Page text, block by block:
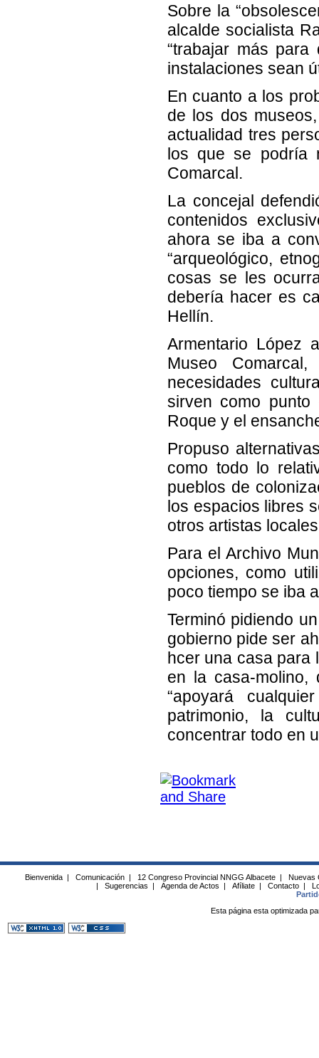
Sobre la
alcalde socialista
“trabajar más
instalaciones sean
En cuanto a los
de los dos
actualidad tres
los que se podría
Comarcal.
La concejal
contenidos
ahora se iba a
“arqueológico,
cosas se les
debería hacer es
Hellín.
Armentario López
Museo
necesidades
sirven como
Roque y el
Propuso
como todo lo
pueblos de
los espacios libres
otros artistas
Para el Archivo
opciones, como
poco tiempo se iba
Terminó pidiendo
gobierno pide ser
hcer una casa para
en la casa-molino,
“apoyará
patrimonio, la
concentrar todo en
Bienvenida | Comunicación | 12 Congreso Provincial NNGG Albacete |
Nuevas
|
Sugerencias | Agenda de Actos | Afíliate | Contacto |
Esta página esta optimizada